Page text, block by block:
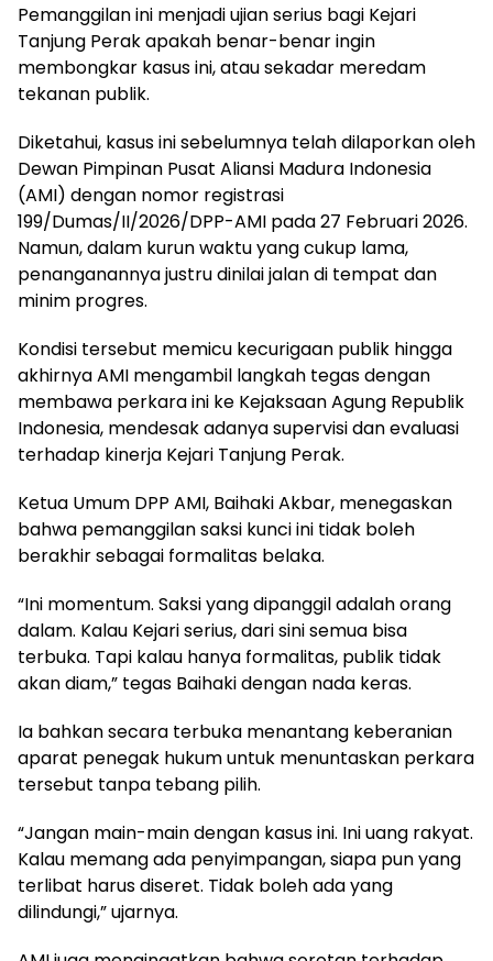
Pemanggilan ini menjadi ujian serius bagi Kejari
Tanjung Perak apakah benar-benar ingin
membongkar kasus ini, atau sekadar meredam
tekanan publik.
Diketahui, kasus ini sebelumnya telah dilaporkan oleh
Dewan Pimpinan Pusat Aliansi Madura Indonesia
(AMI) dengan nomor registrasi
199/Dumas/II/2026/DPP-AMI pada 27 Februari 2026.
Namun, dalam kurun waktu yang cukup lama,
penanganannya justru dinilai jalan di tempat dan
minim progres.
Kondisi tersebut memicu kecurigaan publik hingga
akhirnya AMI mengambil langkah tegas dengan
membawa perkara ini ke Kejaksaan Agung Republik
Indonesia, mendesak adanya supervisi dan evaluasi
terhadap kinerja Kejari Tanjung Perak.
Ketua Umum DPP AMI, Baihaki Akbar, menegaskan
bahwa pemanggilan saksi kunci ini tidak boleh
berakhir sebagai formalitas belaka.
“Ini momentum. Saksi yang dipanggil adalah orang
dalam. Kalau Kejari serius, dari sini semua bisa
terbuka. Tapi kalau hanya formalitas, publik tidak
akan diam,” tegas Baihaki dengan nada keras.
Ia bahkan secara terbuka menantang keberanian
aparat penegak hukum untuk menuntaskan perkara
tersebut tanpa tebang pilih.
“Jangan main-main dengan kasus ini. Ini uang rakyat.
Kalau memang ada penyimpangan, siapa pun yang
terlibat harus diseret. Tidak boleh ada yang
dilindungi,” ujarnya.